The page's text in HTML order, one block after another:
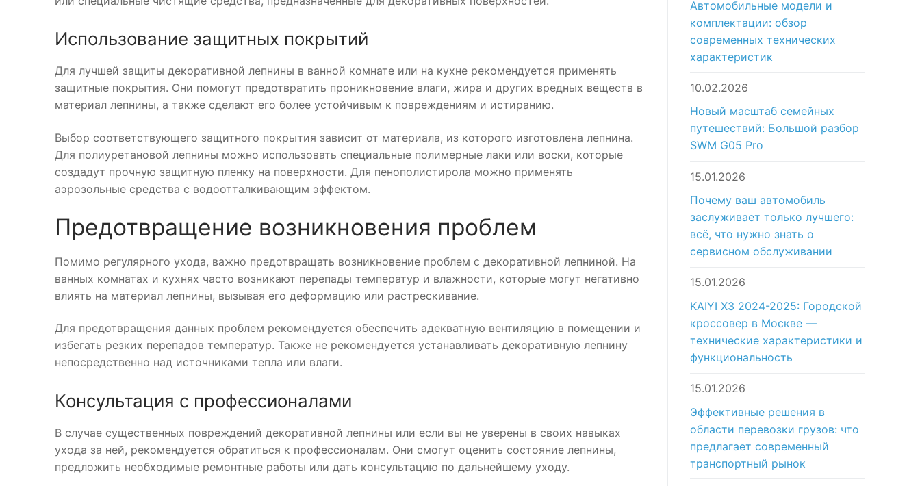
Использование защитных покрытий
Для лучшей защиты декоративной лепнины в ванной комнате или на кухне рекомендуется применять
защитные покрытия. Они помогут предотвратить проникновение влаги, жира и других вредных веществ в
материал лепнины, а также сделают его более устойчивым к повреждениям и истиранию.
Выбор соответствующего защитного покрытия зависит от материала, из которого изготовлена лепнина.
Для полиуретановой лепнины можно использовать специальные полимерные лаки или воски, которые
создадут прочную защитную пленку на поверхности. Для пенополистирола можно применять
аэрозольные средства с водоотталкивающим эффектом.
Предотвращение возникновения проблем
Помимо регулярного ухода, важно предотвращать возникновение проблем с декоративной лепниной. На
ванных комнатах и кухнях часто возникают перепады температур и влажности, которые могут негативно
влиять на материал лепнины, вызывая его деформацию или растрескивание.
Для предотвращения данных проблем рекомендуется обеспечить адекватную вентиляцию в помещении и
избегать резких перепадов температур. Также не рекомендуется устанавливать декоративную лепнину
непосредственно над источниками тепла или влаги.
Консультация с профессионалами
В случае существенных повреждений декоративной лепнины или если вы не уверены в своих навыках
ухода за ней, рекомендуется обратиться к профессионалам. Они смогут оценить состояние лепнины,
предложить необходимые ремонтные работы или дать консультацию по дальнейшему уходу.
Автомобильные модели и
комплектации: обзор
современных технических
характеристик
10.02.2026
Новый масштаб семейных
путешествий: Большой разбор
SWM G05 Pro
15.01.2026
Почему ваш автомобиль
заслуживает только лучшего:
всё, что нужно знать о
сервисном обслуживании
15.01.2026
KAIYI X3 2024-2025: Городской
кроссовер в Москве —
технические характеристики и
функциональность
15.01.2026
Эффективные решения в
области перевозки грузов: что
предлагает современный
транспортный рынок